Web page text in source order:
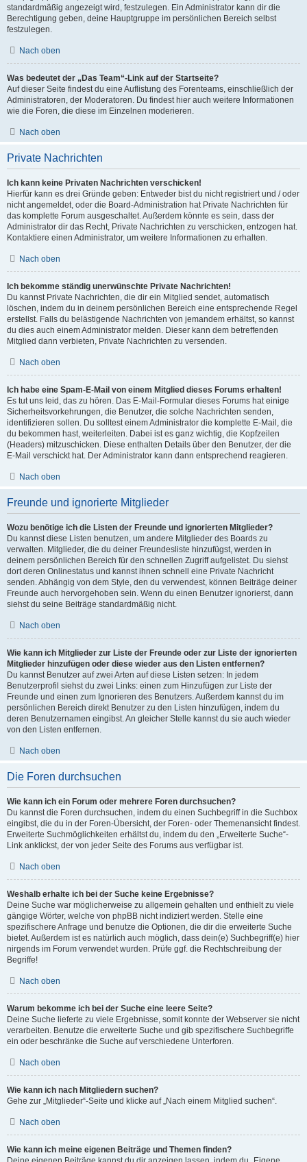
standardmäßig angezeigt wird, festzulegen. Ein Administrator kann dir die
Berechtigung geben, deine Hauptgruppe im persönlichen Bereich selbst
festzulegen.
Nach oben
Was bedeutet der „Das Team“-Link auf der Startseite?
Auf dieser Seite findest du eine Auflistung des Forenteams, einschließlich der
Administratoren, der Moderatoren. Du findest hier auch weitere Informationen
wie die Foren, die diese im Einzelnen moderieren.
Nach oben
Private Nachrichten
Ich kann keine Privaten Nachrichten verschicken!
Hierfür kann es drei Gründe geben: Entweder bist du nicht registriert und / oder
nicht angemeldet, oder die Board-Administration hat Private Nachrichten für
das komplette Forum ausgeschaltet. Außerdem könnte es sein, dass der
Administrator dir das Recht, Private Nachrichten zu verschicken, entzogen hat.
Kontaktiere einen Administrator, um weitere Informationen zu erhalten.
Nach oben
Ich bekomme ständig unerwünschte Private Nachrichten!
Du kannst Private Nachrichten, die dir ein Mitglied sendet, automatisch
löschen, indem du in deinem persönlichen Bereich eine entsprechende Regel
erstellst. Falls du belästigende Nachrichten von jemandem erhältst, so kannst
du dies auch einem Administrator melden. Dieser kann dem betreffenden
Mitglied dann verbieten, Private Nachrichten zu versenden.
Nach oben
Ich habe eine Spam-E-Mail von einem Mitglied dieses Forums erhalten!
Es tut uns leid, das zu hören. Das E-Mail-Formular dieses Forums hat einige
Sicherheitsvorkehrungen, die Benutzer, die solche Nachrichten senden,
identifizieren sollen. Du solltest einem Administrator die komplette E-Mail, die
du bekommen hast, weiterleiten. Dabei ist es ganz wichtig, die Kopfzeilen
(Headers) mitzuschicken. Diese enthalten Details über den Benutzer, der die
E-Mail verschickt hat. Der Administrator kann dann entsprechend reagieren.
Nach oben
Freunde und ignorierte Mitglieder
Wozu benötige ich die Listen der Freunde und ignorierten Mitglieder?
Du kannst diese Listen benutzen, um andere Mitglieder des Boards zu
verwalten. Mitglieder, die du deiner Freundesliste hinzufügst, werden in
deinem persönlichen Bereich für den schnellen Zugriff aufgelistet. Du siehst
dort deren Onlinestatus und kannst ihnen schnell eine Private Nachricht
senden. Abhängig von dem Style, den du verwendest, können Beiträge deiner
Freunde auch hervorgehoben sein. Wenn du einen Benutzer ignorierst, dann
siehst du seine Beiträge standardmäßig nicht.
Nach oben
Wie kann ich Mitglieder zur Liste der Freunde oder zur Liste der ignorierten
Mitglieder hinzufügen oder diese wieder aus den Listen entfernen?
Du kannst Benutzer auf zwei Arten auf diese Listen setzen: In jedem
Benutzerprofil siehst du zwei Links: einen zum Hinzufügen zur Liste der
Freunde und einen zum Ignorieren des Benutzers. Außerdem kannst du im
persönlichen Bereich direkt Benutzer zu den Listen hinzufügen, indem du
deren Benutzernamen eingibst. An gleicher Stelle kannst du sie auch wieder
von den Listen entfernen.
Nach oben
Die Foren durchsuchen
Wie kann ich ein Forum oder mehrere Foren durchsuchen?
Du kannst die Foren durchsuchen, indem du einen Suchbegriff in die Suchbox
eingibst, die du in der Foren-Übersicht, der Foren- oder Themenansicht findest.
Erweiterte Suchmöglichkeiten erhältst du, indem du den „Erweiterte Suche“-
Link anklickst, der von jeder Seite des Forums aus verfügbar ist.
Nach oben
Weshalb erhalte ich bei der Suche keine Ergebnisse?
Deine Suche war möglicherweise zu allgemein gehalten und enthielt zu viele
gängige Wörter, welche von phpBB nicht indiziert werden. Stelle eine
spezifischere Anfrage und benutze die Optionen, die dir die erweiterte Suche
bietet. Außerdem ist es natürlich auch möglich, dass dein(e) Suchbegriff(e) hier
nirgends im Forum verwendet wurden. Prüfe ggf. die Rechtschreibung der
Begriffe!
Nach oben
Warum bekomme ich bei der Suche eine leere Seite?
Deine Suche lieferte zu viele Ergebnisse, somit konnte der Webserver sie nicht
verarbeiten. Benutze die erweiterte Suche und gib spezifischere Suchbegriffe
ein oder beschränke die Suche auf verschiedene Unterforen.
Nach oben
Wie kann ich nach Mitgliedern suchen?
Gehe zur „Mitglieder“-Seite und klicke auf „Nach einem Mitglied suchen“.
Nach oben
Wie kann ich meine eigenen Beiträge und Themen finden?